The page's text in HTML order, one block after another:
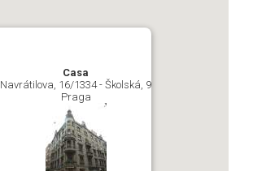
Casa
Navrátilova, 16/1334 - Školská, 9
Praga